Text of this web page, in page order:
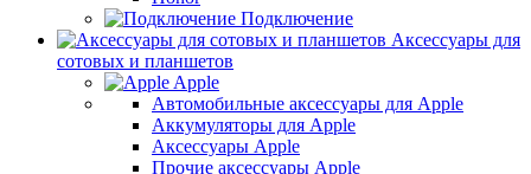
Подключение
Аксессуары для
сотовых и планшетов
Apple
Автомобильные аксессуары для Apple
Аккумуляторы для Apple
Аксессуары Apple
Прочие аксессуары Apple